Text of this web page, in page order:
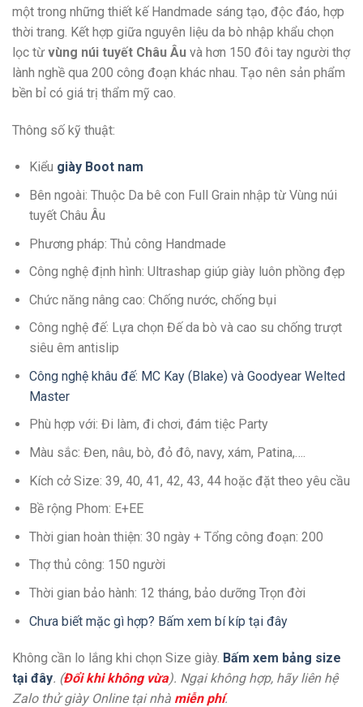
một trong những thiết kế Handmade sáng tạo, độc đáo, hợp
thời trang. Kết hợp giữa nguyên liệu da bò nhập khẩu chọn
lọc từ vùng núi tuyết Châu Âu và hơn 150 đôi tay người thợ
lành nghề qua 200 công đoạn khác nhau. Tạo nên sản phẩm
bền bỉ có giá trị thẩm mỹ cao.
Thông số kỹ thuật:
Kiểu giày Boot nam
Bên ngoài: Thuộc Da bê con Full Grain nhập từ Vùng núi
tuyết Châu Âu
Phương pháp: Thủ công Handmade
Công nghệ định hình: Ultrashap giúp giày luôn phồng đẹp
Chức năng nâng cao: Chống nước, chống bụi
Công nghệ đế: Lựa chọn Đế da bò và cao su chống trượt
siêu êm antislip
Công nghệ khâu đế: MC Kay (Blake) và Goodyear Welted
Master
Phù hợp với: Đi làm, đi chơi, đám tiệc Party
Màu sắc: Đen, nâu, bò, đỏ đô, navy, xám, Patina,….
Kích cở Size: 39, 40, 41, 42, 43, 44 hoặc đặt theo yêu cầu
Bề rộng Phom: E+EE
Thời gian hoàn thiện: 30 ngày + Tổng công đoạn: 200
Thợ thủ công: 150 người
Thời gian bảo hành: 12 tháng, bảo dưỡng Trọn đời
Chưa biết mặc gì hợp? Bấm xem bí kíp tại đây
Không cần lo lắng khi chọn Size giày. Bấm xem bảng size
tại đây. (Đổi khi không vừa). Ngại không hợp, hãy liên hệ
Zalo thử giày Online tại nhà miễn phí.